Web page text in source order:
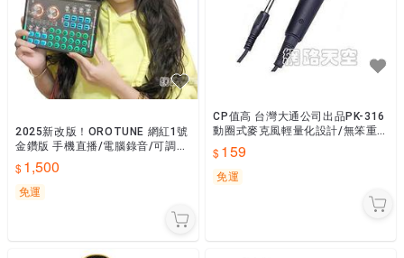
2025新改版！OROTUNE 網紅1號
金鑽版 手機直播/電腦錄音/可調高
中低音掌聲音量消原唱 網路天空
1,500
免運
CP值高 台灣大通公司出品PK-316
動圈式麥克風輕量化設計/無笨重
感/高感度振動音頭 單一指向性收
音型 網路天空
159
免運